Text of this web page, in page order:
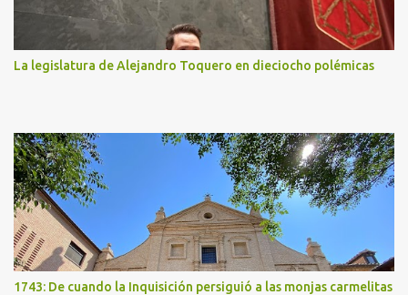
La legislatura de Alejandro Toquero en dieciocho polémicas
1743: De cuando la Inquisición persiguió a las monjas carmelitas